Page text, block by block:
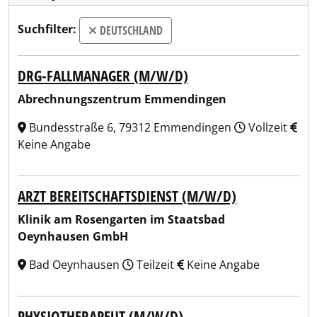
Suchfilter: DEUTSCHLAND
DRG-FALLMANAGER (M/W/D)
Abrechnungszentrum Emmendingen
Bundesstraße 6, 79312 Emmendingen
Vollzeit
Keine Angabe
ARZT BEREITSCHAFTSDIENST (M/W/D)
Klinik am Rosengarten im Staatsbad
Oeynhausen GmbH
Bad Oeynhausen
Teilzeit Keine Angabe